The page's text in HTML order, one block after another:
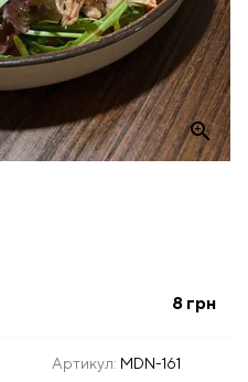
zoom_in
8 грн
Артикул: MDN-161